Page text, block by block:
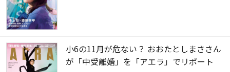
小6の11月が危ない？ おおたとしまささん
が「中受離婚」を「アエラ」でリポート